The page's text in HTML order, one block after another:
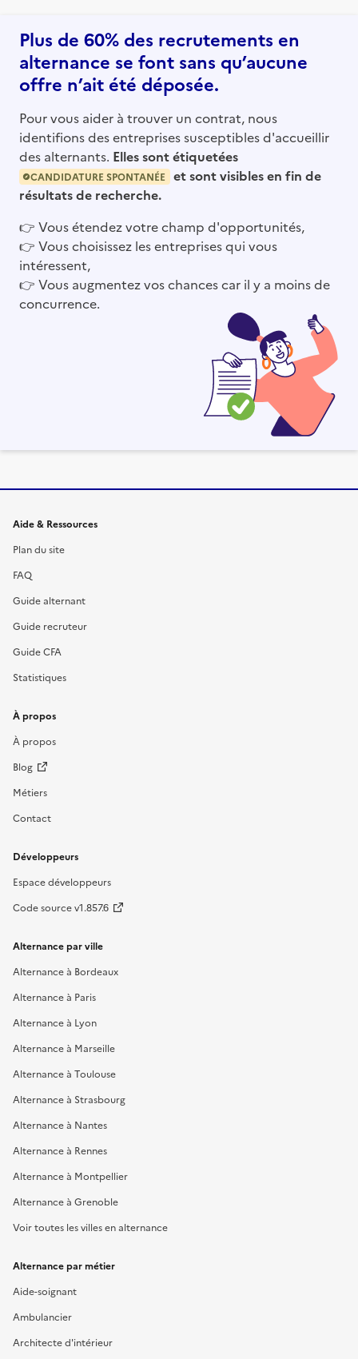
Plus de 60% des recrutements en
alternance se font sans qu’aucune
offre n’ait été déposée.
Pour vous aider à trouver un contrat, nous
identifions des entreprises susceptibles d'accueillir
des alternants. Elles sont étiquetées
CANDIDATURE SPONTANÉE
et sont visibles en fin de
résultats de recherche.
👉 Vous étendez votre champ d'opportunités,
👉 Vous choisissez les entreprises qui vous
intéressent,
👉 Vous augmentez vos chances car il y a moins de
concurrence.
Informations et liens du site
Aide & Ressources
Plan du site
FAQ
Guide alternant
Guide recruteur
Guide CFA
Statistiques
À propos
À propos
Blog
Métiers
Contact
Développeurs
Espace développeurs
Code source v1.857.6
Alternance par ville
Alternance à Bordeaux
Alternance à Paris
Alternance à Lyon
Alternance à Marseille
Alternance à Toulouse
Alternance à Strasbourg
Alternance à Nantes
Alternance à Rennes
Alternance à Montpellier
Alternance à Grenoble
Voir toutes les villes en alternance
Alternance par métier
Aide-soignant
Ambulancier
Architecte d'intérieur